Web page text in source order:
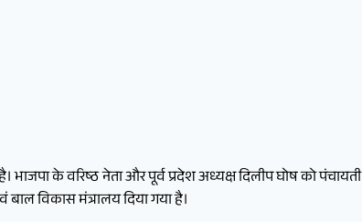
के वरिष्ठ नेता और पूर्व प्रदेश अध्यक्ष दिलीप घोष को पंचायती
विकास मंत्रालय दिया गया है।